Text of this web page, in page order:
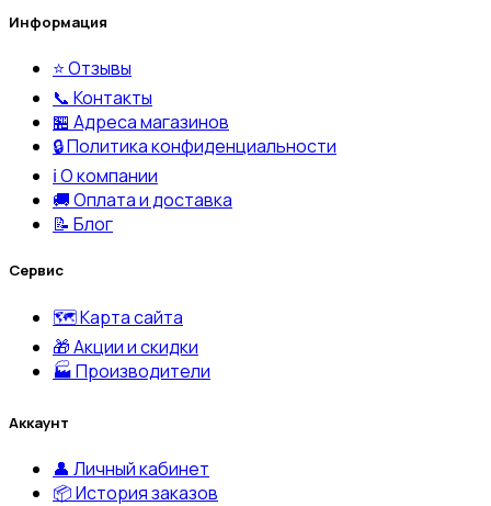
Информация
⭐ Отзывы
📞 Контакты
🏪 Адреса магазинов
🔒 Политика конфиденциальности
ℹ️ О компании
🚚 Оплата и доставка
📝 Блог
Сервис
🗺️ Карта сайта
🎁 Акции и скидки
🏭 Производители
Аккаунт
👤 Личный кабинет
📦 История заказов